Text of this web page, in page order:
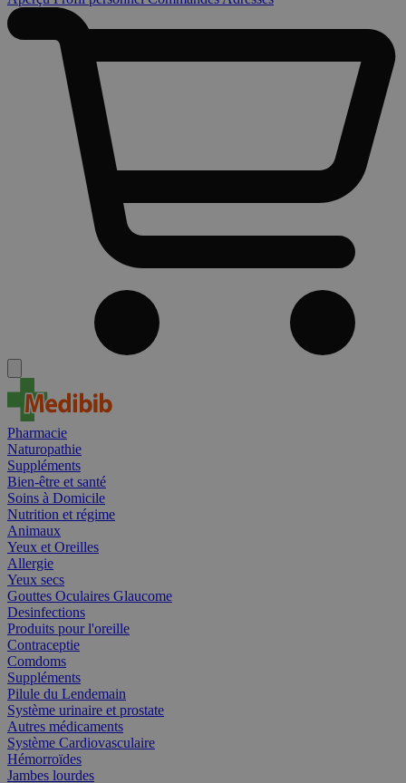
Pharmacie
Naturopathie
Suppléments
Bien-être et santé
Soins à Domicile
Nutrition et régime
Animaux
Yeux et Oreilles
Allergie
Yeux secs
Gouttes Oculaires Glaucome
Desinfections
Produits pour l'oreille
Contraceptie
Comdoms
Suppléments
Pilule du Lendemain
Système urinaire et prostate
Autres médicaments
Système Cardiovasculaire
Hémorroïdes
Jambes lourdes